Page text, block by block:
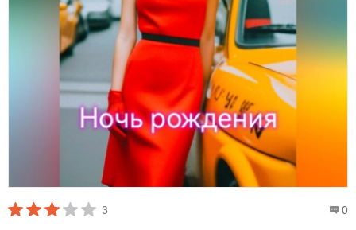
3 0